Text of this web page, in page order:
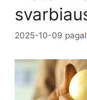
2025-10-09 pagal